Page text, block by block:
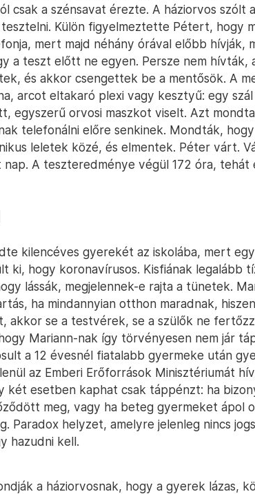
csak a szénsavat érezte. A háziorvos szólt
Külön figyelmeztette Pétert, hogy
mert majd néhány órával előbb hívják,
a teszt előtt ne egyen. Persze nem hívták,
és akkor csengettek be a mentősök. A
arcot eltakaró plexi vagy kesztyű: egy
egyszerű orvosi maszkot viselt. Azt
telefonálni előre senkinek. Mondták,
leletek közé, és elmentek. Péter várt.
nap. A teszteredménye végül 172 óra,
kilencéves gyerekét az iskolába, mert
ki, hogy koronavírusos. Kisfiának legalább
lássák, megjelennek-e rajta a tünetek.
ha mindannyian otthon maradnak,
akkor se a testvérek, se a szülők ne
Mariann-nak így törvényesen nem jár
a 12 évesnél fiatalabb gyermeke után
az Emberi Erőforrások Minisztériumát
két esetben kaphat csak táppénzt: ha
meg, vagy ha beteg gyermeket ápol
Paradox helyzet, amelyre jelenleg nincs
hazudni kell.
a háziorvosnak, hogy a gyerek lázas,